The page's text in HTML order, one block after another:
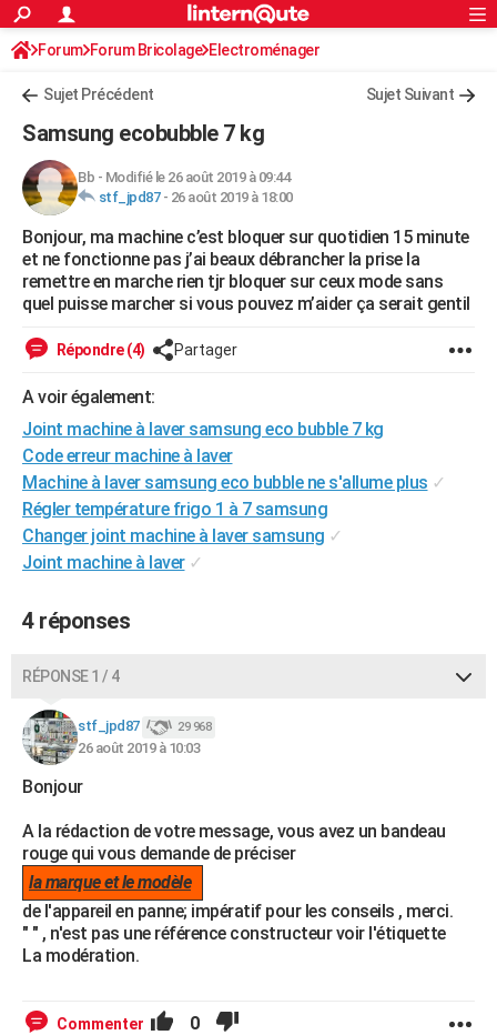
ACTUALITÉS
Politique
Société
Faits Divers
Education
Monde
Villes
+
FINANCE
Retraite
Impôts
Epargne
Immobilier
Risques naturels par ville
Banque
Assurance
Crédit
AUTO
Essais
Réserver un essai
Citadines
Berlines
SUV
Forum auto
+HIGH-TECH
Mobiles
Meilleur smartphone
Internet
Ordinateurs
Jeux vidéo
Guide high-tech
+BRICOLAGE
Forum
Aménagement intérieur
Extérieur
Cuisine
Salle de bains
Jardinage
Rangement
WEEK-END
LIFESTYLE
Art de vivre
Bien-être
Loisirs
Mode
Modes de vie
SANTE
Alimentation
Guide de la santé
Maladies
Médicaments
Sommeil
VOYAGE
Destinations
City break
Voyage nature
Voyage de noces
Forum
Climat
+PHOTO
GUIDES D'ACHAT
BONS PLANS
Dictionnaire
Biographies
Citations
Expressions
Proverbes
PROGRAMME TV
COPAINS D'AVANT
S'inscrire
Se connecter
Lycées
Collèges
Primaires
Universités
Entreprises
Service militaire
Avis de recherche
AVIS DE DÉCÈS
FORUM
Bricolage
Lifestyle
Culture
Sport
Auto
Television
Voyage
Cinema
S'inscrire
Connexion
Forum Forum Bricolage Electroménager
Sujet Précédent Sujet Suivant
Samsung ecobubble 7 kg
Bb - Modifié le 26 août 2019 à 09:44
stf_jpd87- 26 août 2019 à 18:00
Bonjour, ma machine c’est bloquer sur quotidien 15 minute
et ne fonctionne pas j’ai beaux débrancher la prise la
remettre en marche rien tjr bloquer sur ceux mode sans
quel puisse marcher si vous pouvez m’aider ça serait gentil
Répondre (4) Partager
A voir également:
Joint machine à laver samsung eco bubble 7 kg
Code erreur machine à laver
Machine à laver samsung eco bubble ne s'allume plus ✓
Régler température frigo 1 à 7 samsung
Changer joint machine à laver samsung ✓
Joint machine à laver ✓
4 réponses
RÉPONSE 1 / 4
stf_jpd87 29 968
26 août 2019 à 10:03
Bonjour
A la rédaction de votre message, vous avez un bandeau
rouge qui vous demande de préciser
la marque et le modèle
de l'appareil en panne; impératif pour les conseils , merci.
" " , n'est pas une référence constructeur voir l'étiquette
La modération.
Commenter 0